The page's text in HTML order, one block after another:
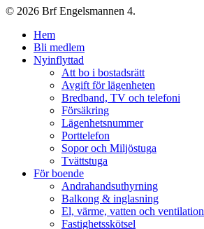
© 2026 Brf Engelsmannen 4.
Close
Menu
Hem
Bli medlem
Nyinflyttad
Att bo i bostadsrätt
Avgift för lägenheten
Bredband, TV och telefoni
Försäkring
Lägenhetsnummer
Porttelefon
Sopor och Miljöstuga
Tvättstuga
För boende
Andrahandsuthyrning
Balkong & inglasning
El, värme, vatten och ventilation
Fastighetsskötsel